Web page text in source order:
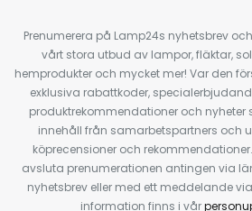
Prenumerera på Lamp24s nyhetsbrev
vårt stora utbud av lampor, fläktar,
hemprodukter och mycket mer! Var den
exklusiva rabattkoder,
produktrekommendationer och nyheter
innehåll från samarbetspartners och
köprecensioner och
avsluta prenumerationen antingen via
nyhetsbrev eller med ett meddelande via
information finns i vår